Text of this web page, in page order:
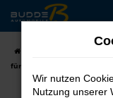
Zum
Hauptinhalt
springen
für Korbach
Wir nutzen
Nutzung unserer